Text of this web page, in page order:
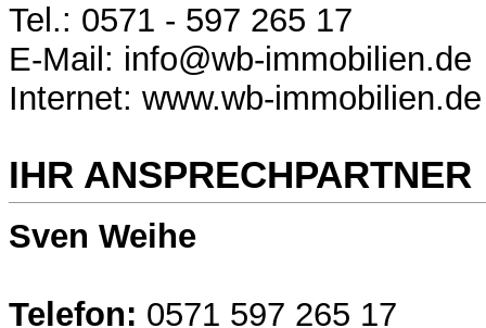
Tel.: 0571 - 597 265 17
E-Mail: info@wb-immobilien.de
Internet: www.wb-immobilien.de
IHR ANSPRECHPARTNER
Sven Weihe
Telefon: 0571 597 265 17